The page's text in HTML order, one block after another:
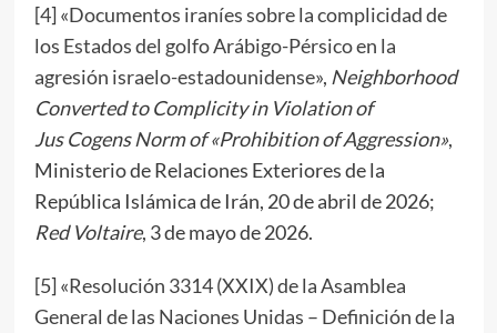
[4] «Documentos iraníes sobre la complicidad de
los Estados del golfo Arábigo-Pérsico en la
agresión israelo-estadounidense», Neighborhood
Converted to Complicity in Violation of
Jus Cogens Norm of «Prohibition of Aggression»,
Ministerio de Relaciones Exteriores de la
República Islámica de Irán, 20 de abril de 2026;
Red Voltaire, 3 de mayo de 2026.
[5] «Resolución 3314 (XXIX) de la Asamblea
General de las Naciones Unidas – Definición de la